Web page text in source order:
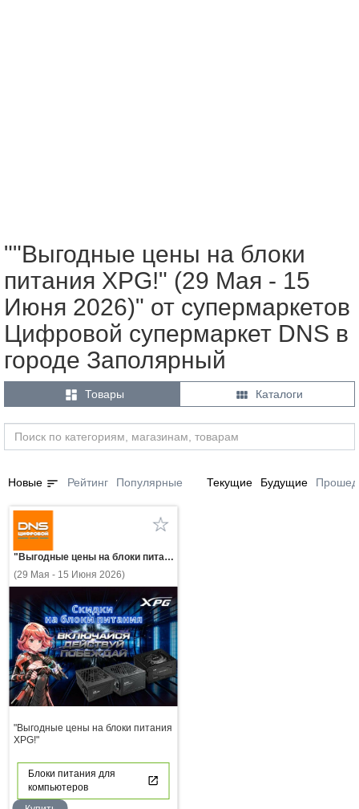
""Выгодные цены на блоки
питания XPG!" (29 Мая - 15
Июня 2026)" от супермаркетов
Цифровой супермаркет DNS в
городе Заполярный
 Товары  Каталоги
Новые sort Рейтинг Популярные Текущие Будущие
"Выгодные цены на блоки питания XPG!"
(29 Мая - 15 Июня 2026)
"Выгодные цены на блоки питания
XPG!"
Блоки питания для
компьютеров